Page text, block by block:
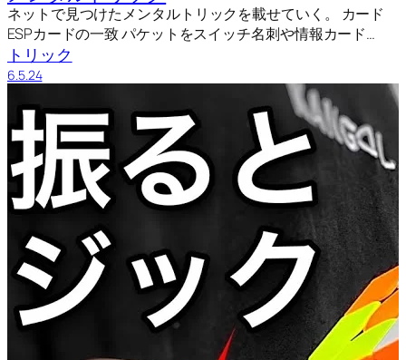
ネットで見つけたメンタルトリックを載せていく。 カード
ESPカードの一致 パケットをスイッチ名刺や情報カード…
トリック
6.5.24